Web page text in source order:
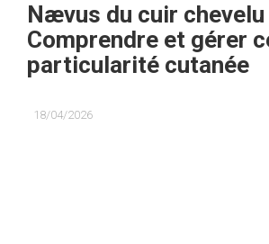
Nævus du cuir chevelu
Comprendre et gérer
particularité cutanée
18/04/2026